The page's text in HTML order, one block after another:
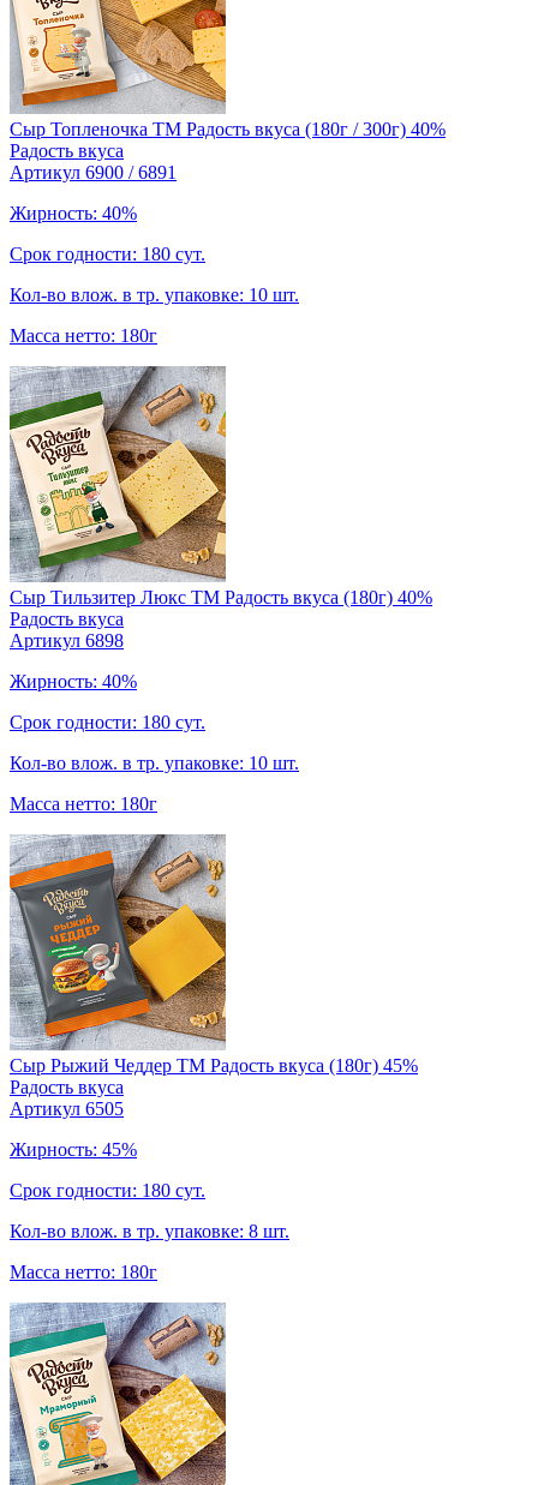
Сыр Топленочка TM Радость вкуса (180г / 300г) 40%
Радость вкуса
Артикул 6900 / 6891
Жирность: 40%
Срок годности: 180 сут.
Кол-во влож. в тр. упаковке: 10 шт.
Масса нетто: 180г
Сыр Тильзитер Люкс TM Радость вкуса (180г) 40%
Радость вкуса
Артикул 6898
Жирность: 40%
Срок годности: 180 сут.
Кол-во влож. в тр. упаковке: 10 шт.
Масса нетто: 180г
Сыр Рыжий Чеддер TM Радость вкуса (180г) 45%
Радость вкуса
Артикул 6505
Жирность: 45%
Срок годности: 180 сут.
Кол-во влож. в тр. упаковке: 8 шт.
Масса нетто: 180г